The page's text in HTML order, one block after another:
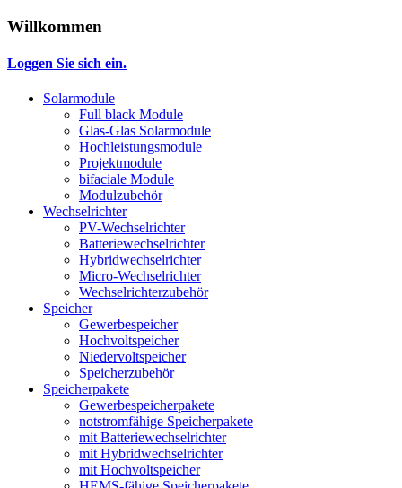
Willkommen
Loggen Sie sich ein.
Solarmodule
Full black Module
Glas-Glas Solarmodule
Hochleistungsmodule
Projektmodule
bifaciale Module
Modulzubehör
Wechselrichter
PV-Wechselrichter
Batteriewechselrichter
Hybridwechselrichter
Micro-Wechselrichter
Wechselrichterzubehör
Speicher
Gewerbespeicher
Hochvoltspeicher
Niedervoltspeicher
Speicherzubehör
Speicherpakete
Gewerbespeicherpakete
notstromfähige Speicherpakete
mit Batteriewechselrichter
mit Hybridwechselrichter
mit Hochvoltspeicher